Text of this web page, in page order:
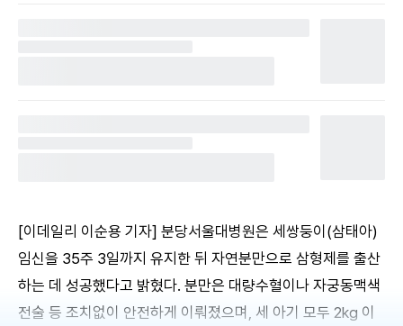
[이데일리 이순용 기자] 분당서울대병원은 세쌍둥이(삼태아)
임신을 35주 3일까지 유지한 뒤 자연분만으로 삼형제를 출산
하는 데 성공했다고 밝혔다. 분만은 대량수혈이나 자궁동맥색
전술 등 조치없이 안전하게 이뤄졌으며, 세 아기 모두 2kg 이